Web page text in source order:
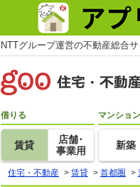
NTTグループ運営の不動産総合
借りる
賃貸
店舗･
事業用
マンショ
新築
住宅・不動産 > 賃貸 > 首都圏 >